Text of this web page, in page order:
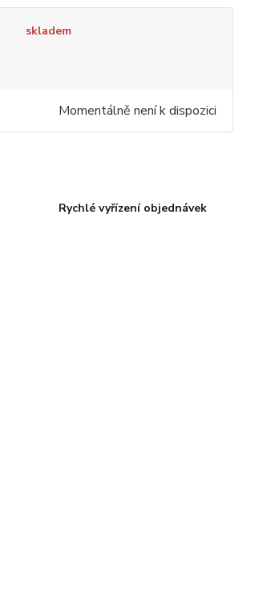
skladem
Momentálně není k dispozici
Rychlé vyřízení objednávek